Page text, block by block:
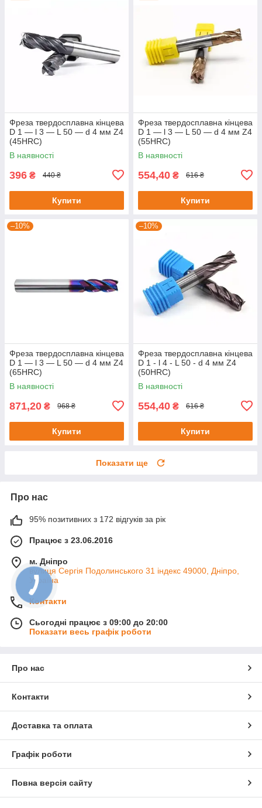
Фреза твердосплавна кінцева
D 1 — l 3 — L 50 — d 4 мм Z4
(45HRC)
В наявності
396 ₴ 440 ₴
Купити
Фреза твердосплавна кінцева
D 1 — l 3 — L 50 — d 4 мм Z4
(55HRC)
В наявності
554,40 ₴ 616 ₴
Купити
–10%
Фреза твердосплавна кінцева
D 1 — l 3 — L 50 — d 4 мм Z4
(65HRC)
В наявності
871,20 ₴ 968 ₴
Купити
–10%
Фреза твердосплавна кінцева
D 1 - l 4 - L 50 - d 4 мм Z4
(50HRC)
В наявності
554,40 ₴ 616 ₴
Купити
Показати ще
Про нас
95% позитивних з 172 відгуків за рік
Працює з 23.06.2016
м. Дніпро
вулиця Сергія Подолинського 31 індекс 49000, Дніпро,
Україна
Контакти
Сьогодні працює з 09:00 до 20:00
Показати весь графік роботи
Про нас
Контакти
Доставка та оплата
Графік роботи
Повна версія сайту